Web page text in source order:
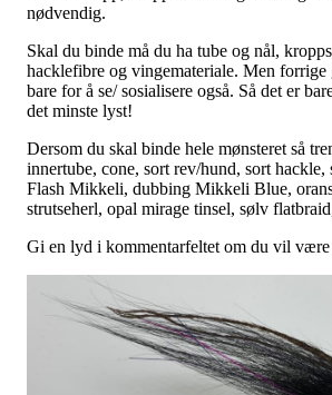
nødvendig.
Skal du binde må du ha tube og nål,
hacklefibre og vingemateriale. Men forrige
bare for å se/ sosialisere også. Så det er
det minste lyst!
Dersom du skal binde hele mønsteret så
innertube, cone, sort rev/hund, sort
Flash Mikkeli, dubbing Mikkeli Blue,
strutseherl, opal mirage tinsel, sølv
Gi en lyd i kommentarfeltet om du vil være